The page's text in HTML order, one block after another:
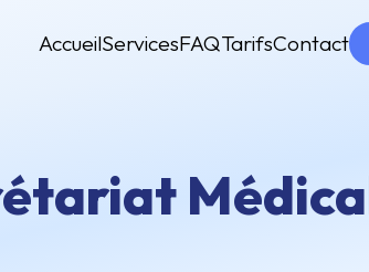
AccueilServicesFAQTarifsContact